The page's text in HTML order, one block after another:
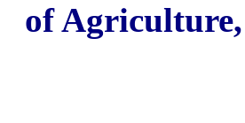
of Agriculture,